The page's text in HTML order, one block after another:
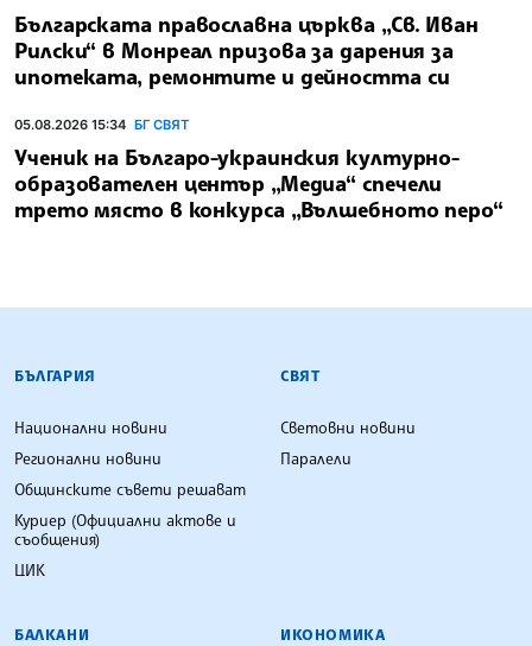
Българската православна църква „Св. Иван
Рилски“ в Монреал призова за дарения за
ипотеката, ремонтите и дейността си
05.08.2026 15:34 БГ СВЯТ
Ученик на Българо-украинския културно-
образователен център „Медиа“ спечели
трето място в конкурса „Вълшебното перо“
БЪЛГАРСКА ТЕЛЕГРАФНА АГЕНЦИЯ
БЪЛГАРИЯ
Национални новини
Регионални новини
Общинските съвети решават
Куриер (Официални актове и
съобщения)
ЦИК
СВЯТ
Световни новини
Паралели
БАЛКАНИ ИКОНОМИКА